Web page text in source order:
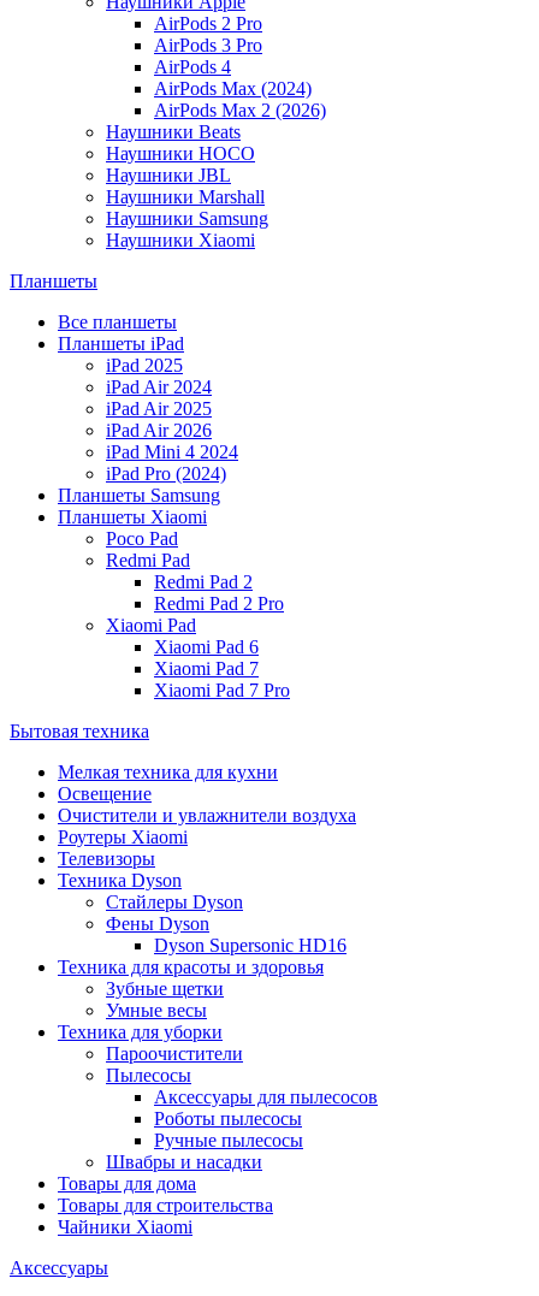
AirPods 2 Pro
AirPods 3 Pro
AirPods 4
AirPods Max (2024)
AirPods Max 2 (2026)
Наушники Beats
Наушники HOCO
Наушники JBL
Наушники Marshall
Наушники Samsung
Наушники Xiaomi
Планшеты
Все планшеты
Планшеты iPad
iPad 2025
iPad Air 2024
iPad Air 2025
iPad Air 2026
iPad Mini 4 2024
iPad Pro (2024)
Планшеты Samsung
Планшеты Xiaomi
Poco Pad
Redmi Pad
Redmi Pad 2
Redmi Pad 2 Pro
Xiaomi Pad
Xiaomi Pad 6
Xiaomi Pad 7
Xiaomi Pad 7 Pro
Бытовая техника
Мелкая техника для кухни
Освещение
Очистители и увлажнители воздуха
Роутеры Xiaomi
Телевизоры
Техника Dyson
Стайлеры Dyson
Фены Dyson
Dyson Supersonic HD16
Техника для красоты и здоровья
Зубные щетки
Умные весы
Техника для уборки
Пароочистители
Пылесосы
Аксессуары для пылесосов
Роботы пылесосы
Ручные пылесосы
Швабры и насадки
Товары для дома
Товары для строительства
Чайники Xiaomi
Аксессуары